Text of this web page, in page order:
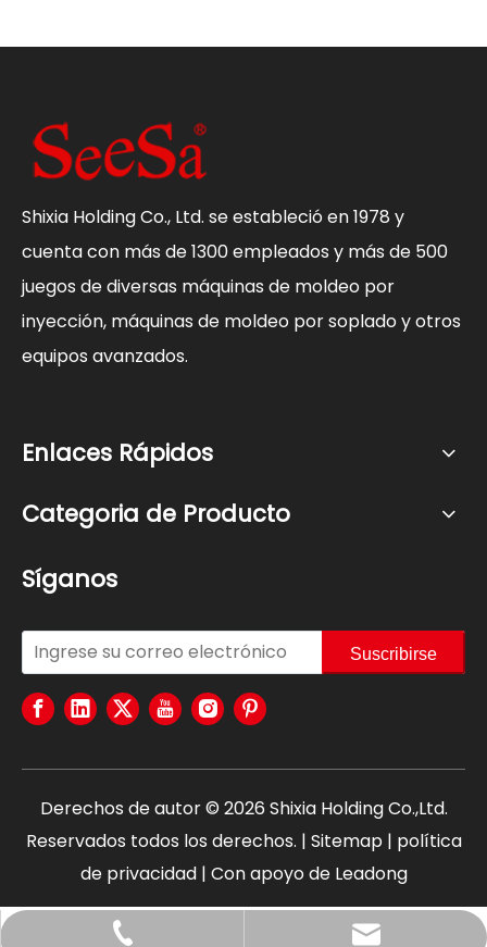
Shixia Holding Co., Ltd. se estableció en 1978 y
cuenta con más de 1300 empleados y más de 500
juegos de diversas máquinas de moldeo por
inyección, máquinas de moldeo por soplado y otros
equipos avanzados.
Enlaces Rápidos
Categoria de Producto
Síganos
Suscribirse
Derechos de autor © 2026 Shixia Holding Co.,Ltd.
Reservados todos los derechos. | Sitemap| política
de privacidad| Con apoyo de Leadong